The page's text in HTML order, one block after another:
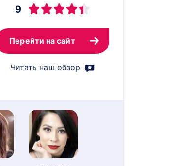
9
Перейти на сайт
Читать наш обзор